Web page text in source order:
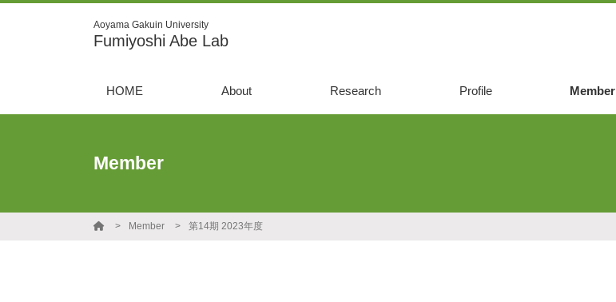
Aoyama Gakuin University
Fumiyoshi Abe Lab
HOME About Research Profile Member
Member
Member 第14期 2023年度